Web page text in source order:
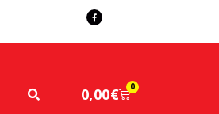
0,00€ 0